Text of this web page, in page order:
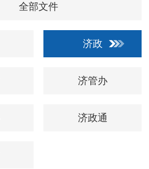
全部文件
济政
济管办
济政通